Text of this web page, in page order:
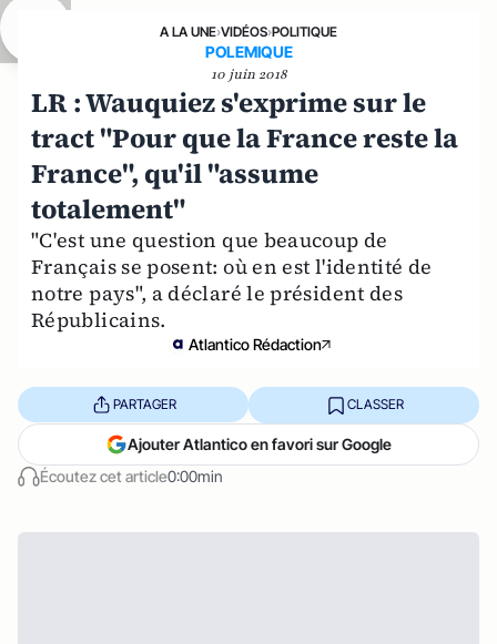
A LA UNE›VIDÉOS›POLITIQUE
POLEMIQUE
10 juin 2018
LR : Wauquiez s'exprime sur le
tract "Pour que la France reste la
France", qu'il "assume
totalement"
"C'est une question que beaucoup de
Français se posent: où en est l'identité de
notre pays", a déclaré le président des
Républicains.
Atlantico Rédaction
Écoutez cet article0:00min
PARTAGER CLASSER
Ajouter Atlantico en favori sur Google